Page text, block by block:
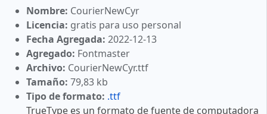
Nombre: CourierNewCyr
Licencia: gratis para uso personal
Fecha Agregada: 2022-12-13
Agregado: Fontmaster
Archivo: CourierNewCyr.ttf
Tamaño: 79,83 kb
Tipo de formato: .ttf
TrueType es un formato de fuente de computadora